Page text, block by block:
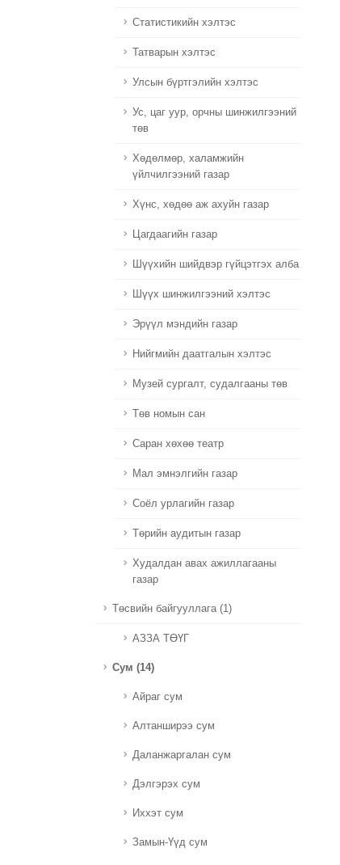
Статистикийн хэлтэс
Татварын хэлтэс
Улсын бүртгэлийн хэлтэс
Ус, цаг уур, орчны шинжилгээний
төв
Хөдөлмөр, халамжийн
үйлчилгээний газар
Хүнс, хөдөө аж ахуйн газар
Цагдаагийн газар
Шүүхийн шийдвэр гүйцэтгэх алба
Шүүх шинжилгээний хэлтэс
Эрүүл мэндийн газар
Нийгмийн даатгалын хэлтэс
Музей сургалт, судалгааны төв
Төв номын сан
Саран хөхөө театр
Мал эмнэлгийн газар
Соёл урлагийн газар
Төрийн аудитын газар
Худалдан авах ажиллагааны
газар
Төсвийн байгууллага (1)
АЗЗА ТӨҮГ
Сум (14)
Айраг сум
Алтанширээ сум
Даланжаргалан сум
Дэлгэрэх сум
Иххэт сум
Замын-Үүд сум